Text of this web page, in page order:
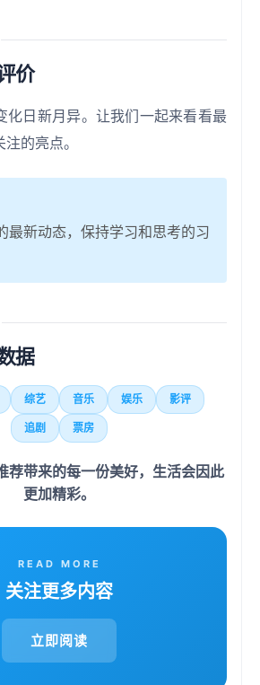
价
化日新月异。让我们一起来看看最
的亮点。
最新动态，保持学习和思考的习
据
综艺 音乐 娱乐 影评
追剧 票房
荐带来的每一份美好，生活会因此
更加精彩。
READ MORE
关注更多内容
立即阅读